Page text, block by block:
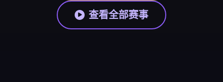
查看全部赛事